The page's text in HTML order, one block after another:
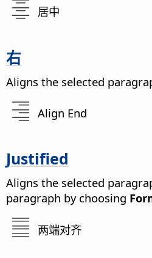
居中
右
Aligns the selected
Align End
Justified
Aligns the selected
paragraph by choosing
两端对齐